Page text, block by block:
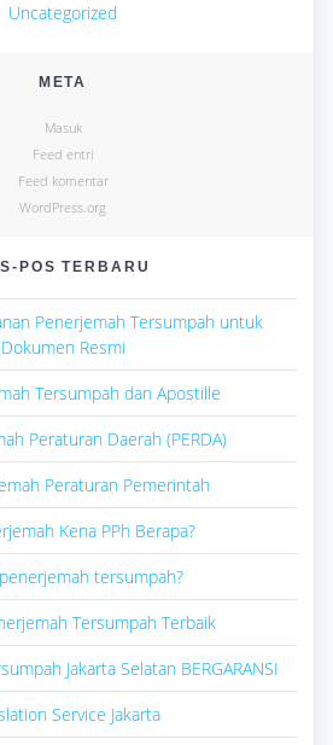
Uncategorized
META
Masuk
Feed entri
Feed komentar
WordPress.org
POS TERBARU
Penerjemah Tersumpah untuk
Dokumen Resmi
Tersumpah dan Apostille
Peraturan Daerah (PERDA)
Peraturan Pemerintah
Kena PPh Berapa?
tersumpah?
Tersumpah Terbaik
Jakarta Selatan BERGARANSI
Service Jakarta